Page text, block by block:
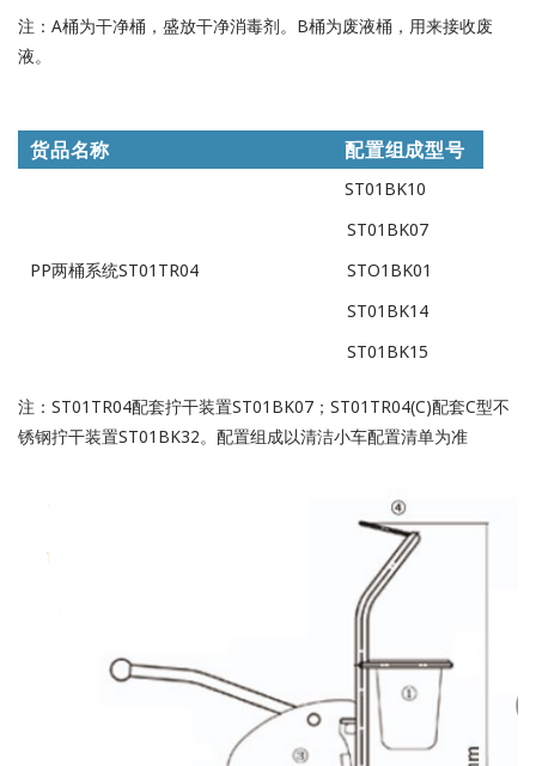
注：A桶为干净桶，盛放干净消毒剂。B桶为废液桶，用来接收废
液。
货品名称 配置组成型号
PP两桶系统ST01TR04
ST01BK10
ST01BK07
STO1BK01
ST01BK14
ST01BK15
注：ST01TR04配套拧干装置ST01BK07；ST01TR04(C)配套C型不
锈钢拧干装置ST01BK32。配置组成以清洁小车配置清单为准